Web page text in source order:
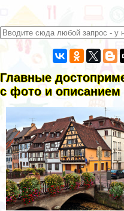
Главные
с фото и описанием